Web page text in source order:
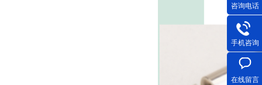
咨询电话
手机咨询
在线留言